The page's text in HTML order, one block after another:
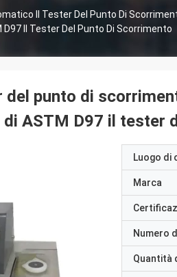
Il Tester Del Punto Di
D97 Il Tester Del Punto Di Scorrimento
punto di
ASTM D97 il tester
Luogo di
Marca
Numero
Quantità